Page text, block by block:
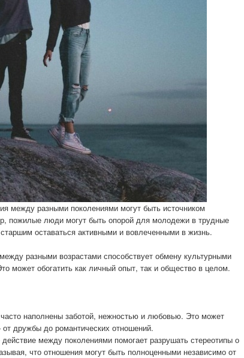
между разными поколениями могут быть источником
пожилые люди могут быть опорой для молодежи в трудные
оставаться активными и вовлеченными в жизнь.
разными возрастами способствует обмену культурными
может обогатить как личный опыт, так и общество в целом.
наполнены заботой, нежностью и любовью. Это может
дружбы до романтических отношений.
между поколениями помогает разрушать стереотипы о
что отношения могут быть полноценными независимо от